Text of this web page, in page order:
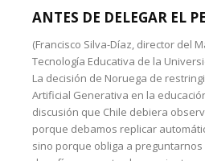
ANTES DE DELEGAR EL
(Francisco Silva-Díaz, director del
Tecnología Educativa de la
La decisión de Noruega de
Artificial Generativa en la
discusión que Chile debiera
porque debamos replicar
sino porque obliga a